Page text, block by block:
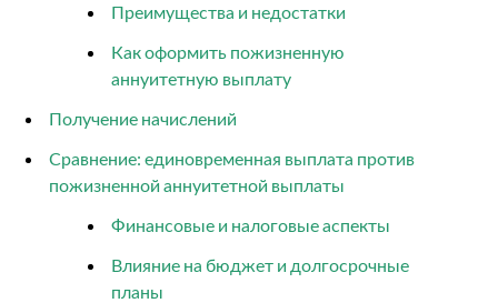
Преимущества и недостатки
Как оформить пожизненную
аннуитетную выплату
Получение начислений
Сравнение: единовременная выплата против
пожизненной аннуитетной выплаты
Финансовые и налоговые аспекты
Влияние на бюджет и долгосрочные
планы